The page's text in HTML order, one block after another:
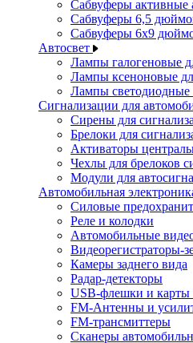
Сабвуферы активные
Сабвуферы 6,5
Сабвуферы 6x9
Автосвет
Лампы галогеновые
Лампы ксеноновые
Лампы светодиодные
Сигнализации для
Сирены для
Брелоки для
Активаторы
Чехлы для брелоков
Модули для
Автомобильная
Силовые
Реле и колодки
Автомобильные
Видеорегистраторы-
Камеры заднего вида
Радар-детекторы
USB-флешки и карты
FM-Антенны и
FM-трансмиттеры
Сканеры